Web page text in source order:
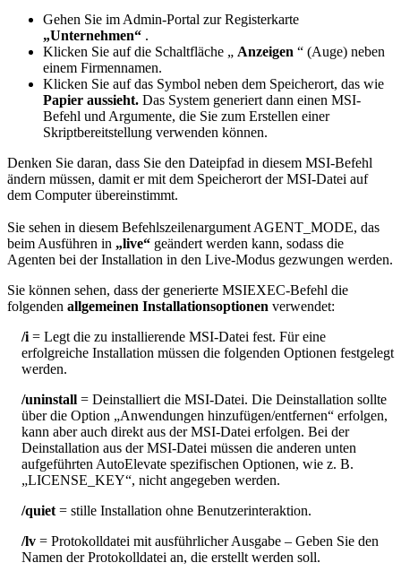
Gehen Sie im Admin-Portal zur Registerkarte
„Unternehmen“ .
Klicken Sie auf die Schaltfläche „ Anzeigen “ (Auge) neben
einem Firmennamen.
Klicken Sie auf das Symbol neben dem Speicherort, das wie
Papier aussieht. Das System generiert dann einen MSI-
Befehl und Argumente, die Sie zum Erstellen einer
Skriptbereitstellung verwenden können.
Denken Sie daran, dass Sie den Dateipfad in diesem MSI-Befehl
ändern müssen, damit er mit dem Speicherort der MSI-Datei auf
dem Computer übereinstimmt.
Sie sehen in diesem Befehlszeilenargument AGENT_MODE, das
beim Ausführen in „live“ geändert werden kann, sodass die
Agenten bei der Installation in den Live-Modus gezwungen werden.
Sie können sehen, dass der generierte MSIEXEC-Befehl die
folgenden allgemeinen Installationsoptionen verwendet:
/i = Legt die zu installierende MSI-Datei fest. Für eine
erfolgreiche Installation müssen die folgenden Optionen festgelegt
werden.
/uninstall = Deinstalliert die MSI-Datei. Die Deinstallation sollte
über die Option „Anwendungen hinzufügen/entfernen“ erfolgen,
kann aber auch direkt aus der MSI-Datei erfolgen. Bei der
Deinstallation aus der MSI-Datei müssen die anderen unten
aufgeführten AutoElevate spezifischen Optionen, wie z. B.
„LICENSE_KEY“, nicht angegeben werden.
/quiet = stille Installation ohne Benutzerinteraktion.
/lv = Protokolldatei mit ausführlicher Ausgabe – Geben Sie den
Namen der Protokolldatei an, die erstellt werden soll.